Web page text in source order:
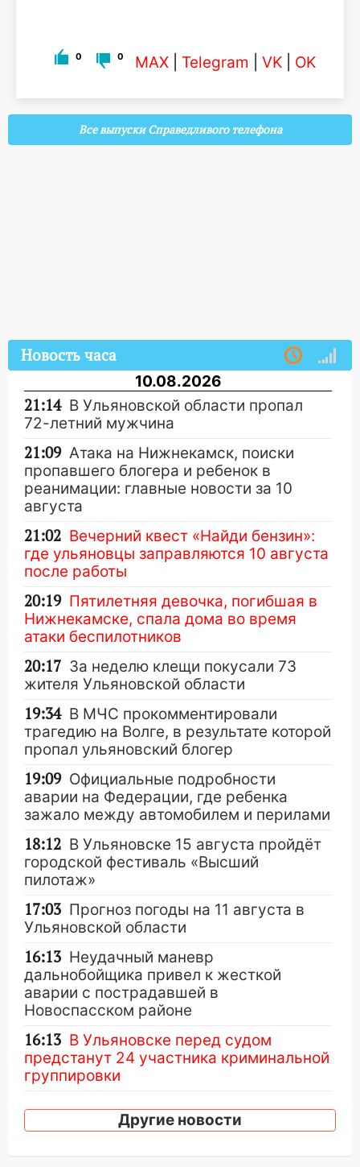
0 0 MAX Telegram VK OK
Все выпуски Справедливого телефона
Новость часа
10.08.2026
21:14 В Ульяновской области пропал
72-летний мужчина
21:09 Атака на Нижнекамск, поиски
пропавшего блогера и ребенок в
реанимации: главные новости за 10
августа
21:02 Вечерний квест «Найди бензин»:
где ульяновцы заправляются 10 августа
после работы
20:19 Пятилетняя девочка, погибшая в
Нижнекамске, спала дома во время
атаки беспилотников
20:17 За неделю клещи покусали 73
жителя Ульяновской области
19:34 В МЧС прокомментировали
трагедию на Волге, в результате которой
пропал ульяновский блогер
19:09 Официальные подробности
аварии на Федерации, где ребенка
зажало между автомобилем и перилами
18:12 В Ульяновске 15 августа пройдёт
городской фестиваль «Высший
пилотаж»
17:03 Прогноз погоды на 11 августа в
Ульяновской области
16:13 Неудачный маневр
дальнобойщика привел к жесткой
аварии с пострадавшей в
Новоспасском районе
16:13 В Ульяновске перед судом
предстанут 24 участника криминальной
группировки
15:34 Ливень привел к жесткому ДТП: в
Ульяновской области перевернулась
Другие новости